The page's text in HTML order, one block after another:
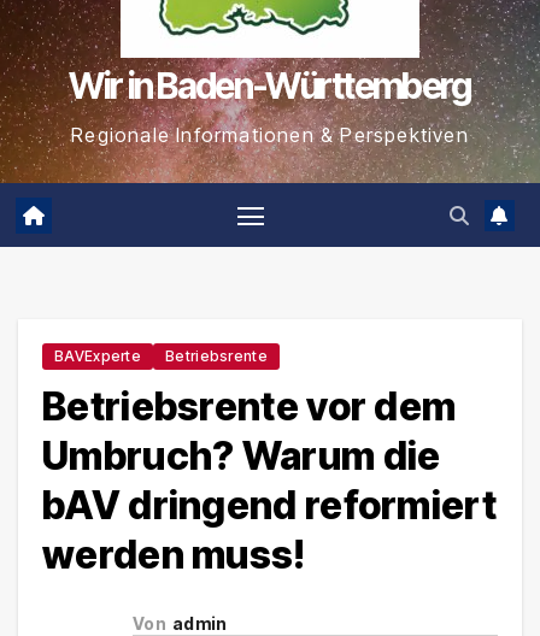
Wir in Baden-Württemberg
Regionale Informationen & Perspektiven
BAVExperte Betriebsrente
Betriebsrente vor dem
Umbruch? Warum die
bAV dringend reformiert
werden muss!
Von admin